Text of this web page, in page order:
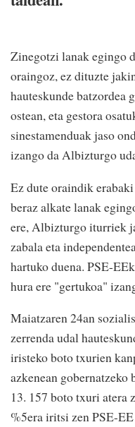
Zinegotzi lanak egingo
oraingoz, ez dituzte
hauteskunde batzordea
ostean, eta gestora
sinestamenduak jaso
izango da Albizturgo
Ez dute oraindik
beraz alkate lanak
ere, Albizturgo iturriek
zabala eta
hartuko duena. PSE-
hura ere "gertukoa"
Maiatzaren 24an
zerrenda udal
iristeko boto txurien
azkenean
13. 157 boto txuri atera
%5era iritsi zen PSE-